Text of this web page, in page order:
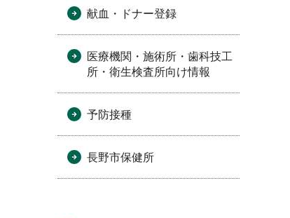
献血・ドナー登録
医療機関・施術所・歯科技工
所・衛生検査所向け情報
予防接種
長野市保健所